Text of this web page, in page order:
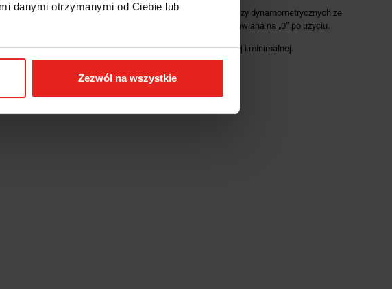
danymi otrzymanymi od Ciebie lub
Zezwól na wszystkie
z belką gnącą. W przeciwieństwie do tradycyjnych kluczy dynamometrycznych ze
obciążenia, co oznacza, że „sprężyna” nie musi być ustawiana na „0” po użyciu.
z dwoma punktami regulacji dla wartości maksymalnej i minimalnej.